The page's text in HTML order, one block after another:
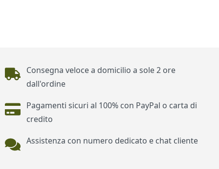
Piè di pagina
Consegna veloce a domicilio a sole 2 ore
dall'ordine
Pagamenti sicuri al 100% con PayPal o carta di
credito
Assistenza con numero dedicato e chat cliente